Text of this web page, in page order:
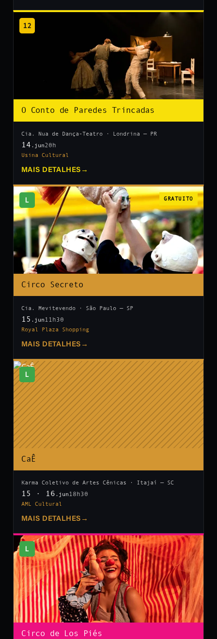
12
O Conto de Paredes Trincadas
Cia. Nua de Dança-Teatro · Londrina — PR
14 .jun20h
Usina Cultural
MAIS DETALHES →
L GRATUITO
Circo Secreto
Cia. Mevitevendo · São Paulo — SP
15 .jun 11h30
Royal Plaza Shopping
MAIS DETALHES →
L
CaÊ
Karma Coletivo de Artes Cênicas · Itajaí — SC
15 · 16 .jun 18h30
AML Cultural
MAIS DETALHES →
L
Circo de Los Piés